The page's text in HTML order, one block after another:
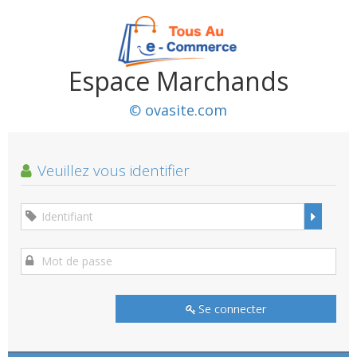
Espace Marchands
© ovasite.com
Veuillez vous identifier
Se connecter